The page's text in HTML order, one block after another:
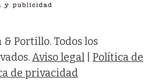
Portillo. Todos los
Aviso legal
Política de
de privacidad